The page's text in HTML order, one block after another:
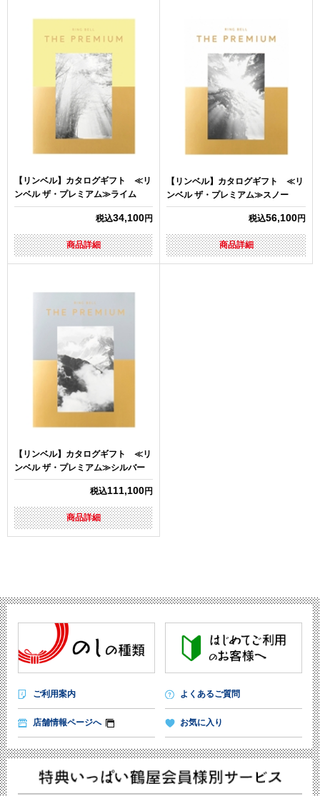
【リンベル】カタログギフト ≪リ
ンベル ザ・プレミアム≫ライム
税込34,100円
商品詳細
【リンベル】カタログギフト ≪リ
ンベル ザ・プレミアム≫スノー
税込56,100円
商品詳細
【リンベル】カタログギフト ≪リ
ンベル ザ・プレミアム≫シルバー
税込111,100円
商品詳細
ご利用案内 よくあるご質問
店舗情報ページへ お気に入り